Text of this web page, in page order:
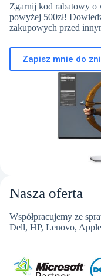
Zgarnij kod rabatowy o
powyżej 500zł!
zakupowych przed
Zapisz mnie do
Nasza oferta
Współpracujemy ze
Dell, HP, Lenovo,